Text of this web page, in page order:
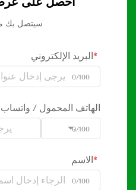
سيتصل بك
البريد الإلكتروني
0/100
الهاتف المحمول / واتساب
Code0/100
الاسم
0/100